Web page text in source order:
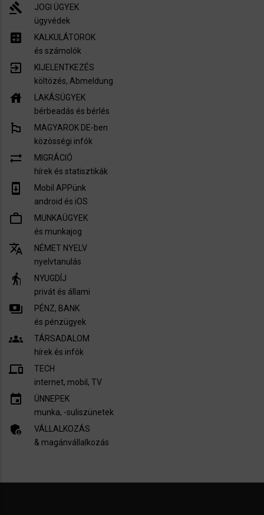
gavel
JOGI ÜGYEK
ügyvédek
calculate
KALKULÁTOROK
és számolók
exit_to_app
KIJELENTKEZÉS
költözés, Abmeldung
house
LAKÁSÜGYEK
bérbeadás és bérlés
emoji_flags
MAGYAROK DE-ben
közösségi infók
sync_alt
MIGRÁCIÓ
hírek és statisztikák
system_update
Mobil APPünk
android és iOS
work_outline
MUNKAÜGYEK
és munkajog
translate
NÉMET NYELV
nyelvtanulás
elderly
NYUGDÍJ
privát és állami
payments
PÉNZ, BANK
és pénzügyek
groups
TÁRSADALOM
hírek és infók
devices
TECH
internet, mobil, TV​
insert_invitation
ÜNNEPEK
munka, -suliszünetek
admin_panel_settings
VÁLLALKOZÁS
& magánvállalkozás